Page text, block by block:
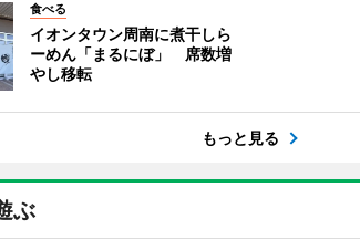
食べる
イオンタウン周南に煮干しら
ーめん「まるにぼ」 席数増
やし移転
もっと見る
ぶ